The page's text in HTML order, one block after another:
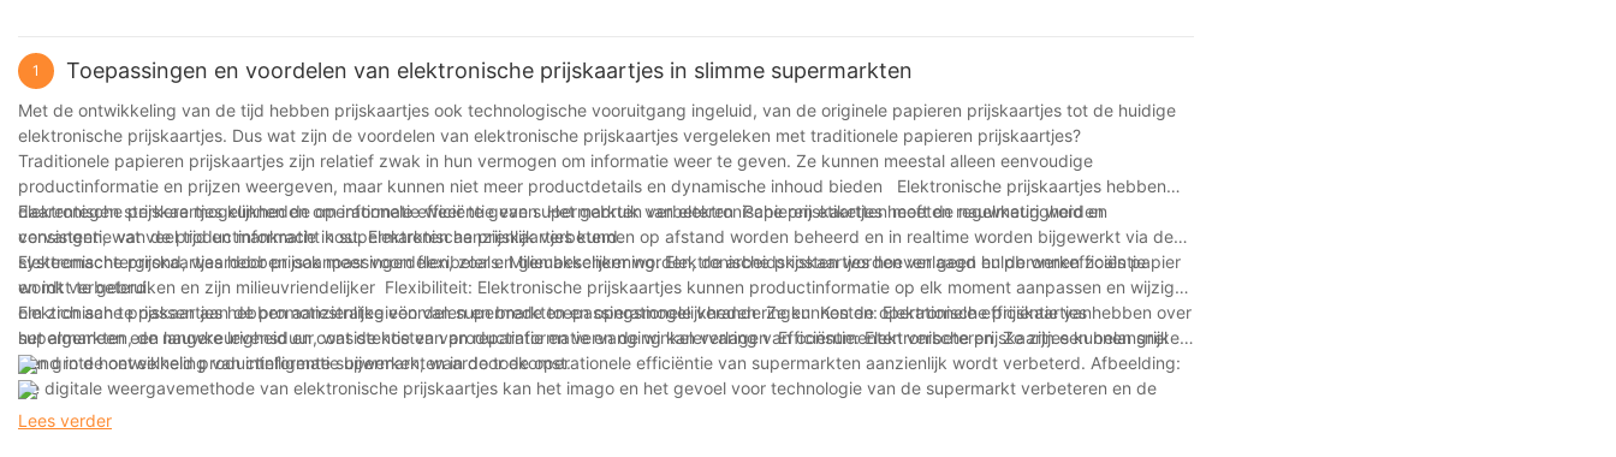
1 Toepassingen en voordelen van elektronische prijskaartjes in slimme supermarkten
Met de ontwikkeling van de tijd hebben prijskaartjes ook technologische vooruitgang ingeluid, van de originele papieren prijskaartjes tot de huidige
elektronische prijskaartjes. Dus wat zijn de voordelen van elektronische prijskaartjes vergeleken met traditionele papieren prijskaartjes?
Traditionele papieren prijskaartjes zijn relatief zwak in hun vermogen om informatie weer te geven. Ze kunnen meestal alleen eenvoudige
productinformatie en prijzen weergeven, maar kunnen niet meer productdetails en dynamische inhoud bieden Elektronische prijskaartjes hebben
daarentegen sterkere mogelijkheden om informatie weer te geven Het gebruik van elektronische prijskaartjes heeft de nauwkeurigheid en
consistentie van de productinformatie in supermarkten aanzienlijk verbeterd.
Elektronische prijskaartjes kunnen de operationele efficiëntie van supermarkten verbeteren Papieren etiketten moeten regelmatig worden
vervangen, wat veel tijd en mankracht kost. Elektronische prijskaartjes kunnen op afstand worden beheerd en in realtime worden bijgewerkt via de
systeemachtergrond, waardoor prijsaanpassingen flexibeler en gemakkelijker worden, de arbeidskosten worden verlaagd en de werkefficiëntie
wordt verbeterd.
Elektronische prijskaartjes hebben ook meer voordelen, zoals: Milieubescherming: Elektronische prijskaartjes hoeven geen hulpbronnen zoals papier
en inkt te gebruiken en zijn milieuvriendelijker Flexibiliteit: Elektronische prijskaartjes kunnen productinformatie op elk moment aanpassen en wijzigen
om zich aan te passen aan de promotiestrategieën van supermarkten en operationele veranderingen Kosten: Elektronische prijskaartjes hebben over
het algemeen een langere levensduur, wat de kosten van reparatie en vervanging kan verlagen Efficiëntie: Elektronische prijskaartjes kunnen snel
een grote hoeveelheid productinformatie bijwerken, waardoor de operationele efficiëntie van supermarkten aanzienlijk wordt verbeterd. Afbeelding:
De digitale weergavemethode van elektronische prijskaartjes kan het imago en het gevoel voor technologie van de supermarkt verbeteren en de
winkelervaring van de consument verbeteren.
Elektronische prijskaartjes hebben aanzienlijke voordelen en brede toepassingsmogelijkheden Ze kunnen de operationele efficiëntie van
supermarkten, de nauwkeurigheid en consistentie van productinformatie en de winkelervaring van consumenten verbeteren Ze zijn een belangrijke
trend in de ontwikkeling van intelligente supermarkten in de toekomst.
Lees verder